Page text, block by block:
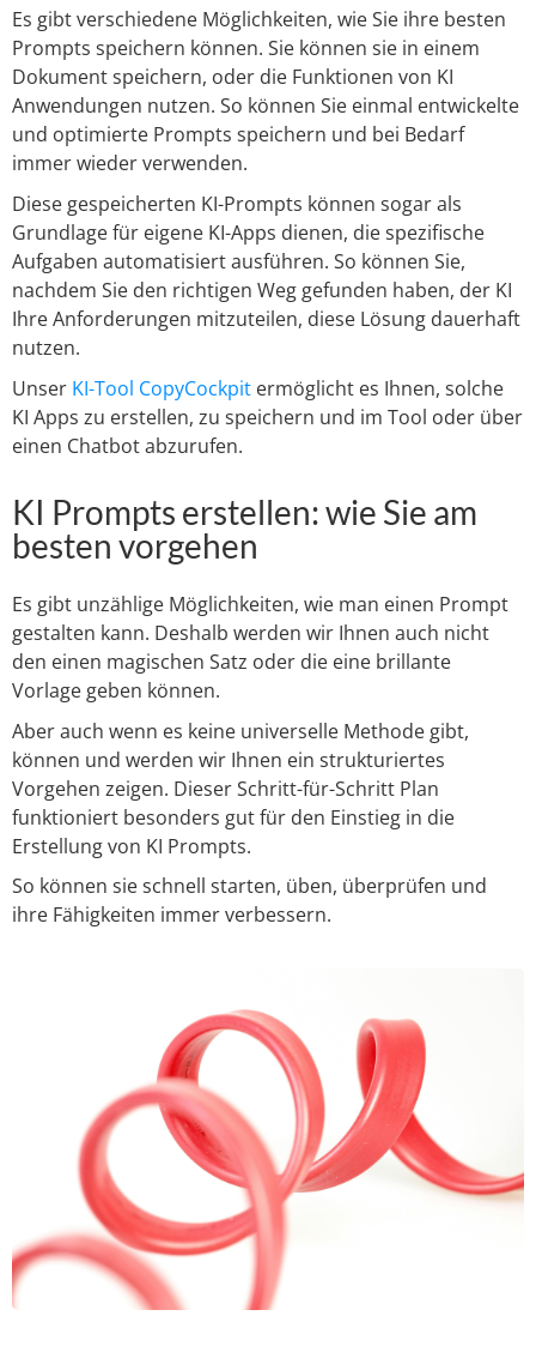
Es gibt verschiedene Möglichkeiten, wie Sie ihre besten
Prompts speichern können. Sie können sie in einem
Dokument speichern, oder die Funktionen von KI
Anwendungen nutzen. So können Sie einmal entwickelte
und optimierte Prompts speichern und bei Bedarf
immer wieder verwenden.
Diese gespeicherten KI-Prompts können sogar als
Grundlage für eigene KI-Apps dienen, die spezifische
Aufgaben automatisiert ausführen. So können Sie,
nachdem Sie den richtigen Weg gefunden haben, der KI
Ihre Anforderungen mitzuteilen, diese Lösung dauerhaft
nutzen.
Unser KI-Tool CopyCockpit ermöglicht es Ihnen, solche
KI Apps zu erstellen, zu speichern und im Tool oder über
einen Chatbot abzurufen.
KI Prompts erstellen: wie Sie am
besten vorgehen
Es gibt unzählige Möglichkeiten, wie man einen Prompt
gestalten kann. Deshalb werden wir Ihnen auch nicht
den einen magischen Satz oder die eine brillante
Vorlage geben können.
Aber auch wenn es keine universelle Methode gibt,
können und werden wir Ihnen ein strukturiertes
Vorgehen zeigen. Dieser Schritt-für-Schritt Plan
funktioniert besonders gut für den Einstieg in die
Erstellung von KI Prompts.
So können sie schnell starten, üben, überprüfen und
ihre Fähigkeiten immer verbessern.